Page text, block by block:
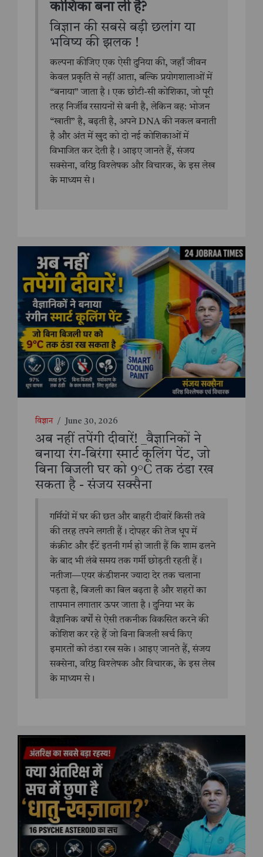
कोशिका बना ली है?
विज्ञान की सबसे बड़ी छलांग या
भविष्य की झलक !
कल्पना कीजिए एक ऐसी दुनिया की, जहाँ जीवन
केवल प्रकृति से नहीं आता, बल्कि प्रयोगशालाओं में
“बनाया” जाता है। एक छोटी-सी कोशिका, जो पूरी
तरह निर्जीव रसायनों से बनी है, लेकिन वह: भोजन
“खाती” है, बढ़ती है, अपने DNA की नकल बनाती
है और अंत में खुद को दो नई कोशिकाओं में
विभाजित कर देती है। आइए जानते हैं, संजय
सक्सेना, वरिष्ठ विश्लेषक और विचारक, के इस लेख
के माध्यम से।
विज्ञान / June 30, 2026
अब नहीं तपेंगी दीवारें! _वैज्ञानिकों ने
बनाया रंग-बिरंगा स्मार्ट कूलिंग पेंट, जो
बिना बिजली घर को 9°C तक ठंडा रख
सकता है - संजय सक्सैना
गर्मियों में घर की छत और बाहरी दीवारें किसी तवे
की तरह तपने लगती हैं। दोपहर की तेज धूप में
कंक्रीट और ईंटें इतनी गर्म हो जाती हैं कि शाम ढलने
के बाद भी लंबे समय तक गर्मी छोड़ती रहती हैं।
नतीजा—एयर कंडीशनर ज्यादा देर तक चलाना
पड़ता है, बिजली का बिल बढ़ता है और शहरों का
तापमान लगातार ऊपर जाता है। दुनिया भर के
वैज्ञानिक वर्षों से ऐसी तकनीक विकसित करने की
कोशिश कर रहे हैं जो बिना बिजली खर्च किए
इमारतों को ठंडा रख सके। आइए जानते हैं, संजय
सक्सेना, वरिष्ठ विश्लेषक और विचारक, के इस लेख
के माध्यम से।